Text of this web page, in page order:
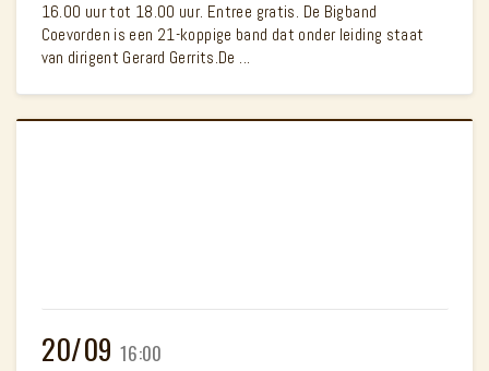
16.00 uur tot 18.00 uur. Entree gratis. De Bigband
Coevorden is een 21-koppige band dat onder leiding staat
van dirigent Gerard Gerrits.De ...
20/09 16:00